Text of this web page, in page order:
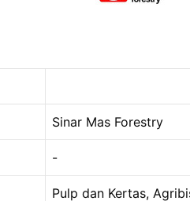
Sinar Mas Forestry
-
Pulp dan Kertas,